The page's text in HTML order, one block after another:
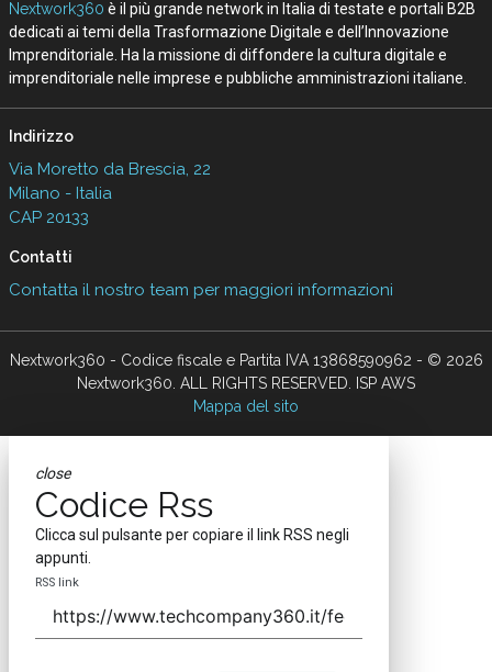
Nextwork360 è il più grande network in Italia di testate e portali B2B
dedicati ai temi della Trasformazione Digitale e dell’Innovazione
Imprenditoriale. Ha la missione di diffondere la cultura digitale e
imprenditoriale nelle imprese e pubbliche amministrazioni italiane.
Indirizzo
Via Moretto da Brescia, 22
Milano - Italia
CAP 20133
Contatti
Contatta il nostro team per maggiori informazioni
Nextwork360 - Codice fiscale e Partita IVA 13868590962 - © 2026
Nextwork360. ALL RIGHTS RESERVED. ISP AWS
Mappa del sito
close
Codice Rss
Clicca sul pulsante per copiare il link RSS negli
appunti.
RSS link